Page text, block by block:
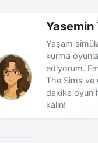
Yasemin
Yaşam
kurma
ediyorum.
The Sims ve
dakika oyun
kalın!